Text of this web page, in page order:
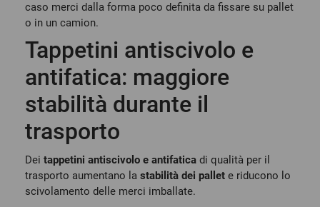
caso merci dalla forma poco definita da fissare su pallet
o in un camion.
Tappetini antiscivolo e
antifatica: maggiore
stabilità durante il
trasporto
Dei tappetini antiscivolo e antifatica di qualità per il
trasporto aumentano la stabilità dei pallet e riducono lo
scivolamento delle merci imballate.